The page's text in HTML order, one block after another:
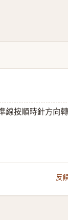
線按順時針方向轉
反